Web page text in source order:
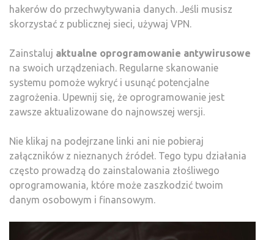
hakerów do przechwytywania danych. Jeśli musisz
skorzystać z publicznej sieci, używaj VPN.
Zainstaluj aktualne oprogramowanie antywirusowe
na swoich urządzeniach. Regularne skanowanie
systemu pomoże wykryć i usunąć potencjalne
zagrożenia. Upewnij się, że oprogramowanie jest
zawsze aktualizowane do najnowszej wersji.
Nie klikaj na podejrzane linki ani nie pobieraj
załączników z nieznanych źródeł. Tego typu działania
często prowadzą do zainstalowania złośliwego
oprogramowania, które może zaszkodzić twoim
danym osobowym i finansowym.